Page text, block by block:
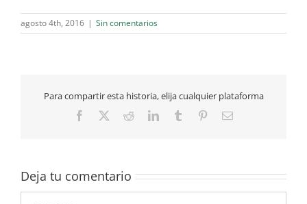
agosto 4th, 2016 | Sin comentarios
Para compartir esta historia, elija cualquier plataforma
Facebook RedditLinkedInTumblr PinterestCorreo
Deja tu comentario